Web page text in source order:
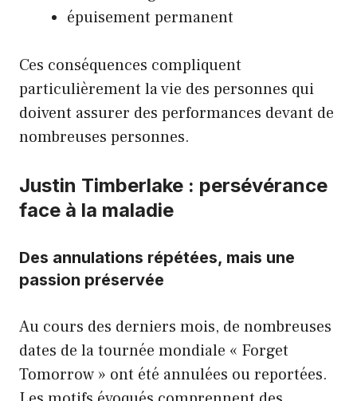
épuisement permanent
Ces conséquences compliquent
particulièrement la vie des personnes qui
doivent assurer des performances devant de
nombreuses personnes.
Justin Timberlake : persévérance
face à la maladie
Des annulations répétées, mais une
passion préservée
Au cours des derniers mois, de nombreuses
dates de la tournée mondiale « Forget
Tomorrow » ont été annulées ou reportées.